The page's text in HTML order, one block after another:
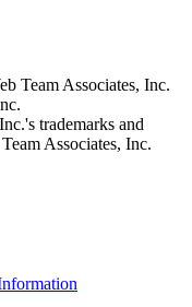
Team Associates, Inc.
trademarks and
Associates, Inc.